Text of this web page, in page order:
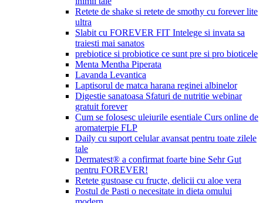
Retete de shake si retete de smothy cu forever lite
ultra
Slabit cu FOREVER FIT Intelege si invata sa
traiesti mai sanatos
prebiotice si probiotice ce sunt pre si pro bioticele
Menta Mentha Piperata
Lavanda Levantica
Laptisorul de matca harana reginei albinelor
Digestie sanatoasa Sfaturi de nutritie webinar
gratuit forever
Cum se folosesc uleiurile esentiale Curs online de
aromaterpie FLP
Daily cu suport celular avansat pentru toate zilele
tale
Dermatest® a confirmat foarte bine Sehr Gut
pentru FOREVER!
Retete gustoase cu fructe, delicii cu aloe vera
Postul de Pasti o necesitate in dieta omului